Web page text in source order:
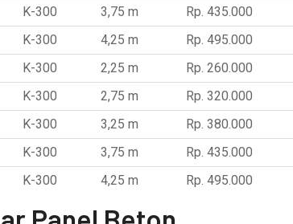
K-300 3,75 m
Rp. 435.000
K-300 4,25 m
Rp. 495.000
K-300 2,25 m
Rp. 260.000
K-300 2,75 m
Rp. 320.000
K-300 3,25 m
Rp. 380.000
K-300 3,75 m
Rp. 435.000
K-300 4,25 m Rp. 495.000